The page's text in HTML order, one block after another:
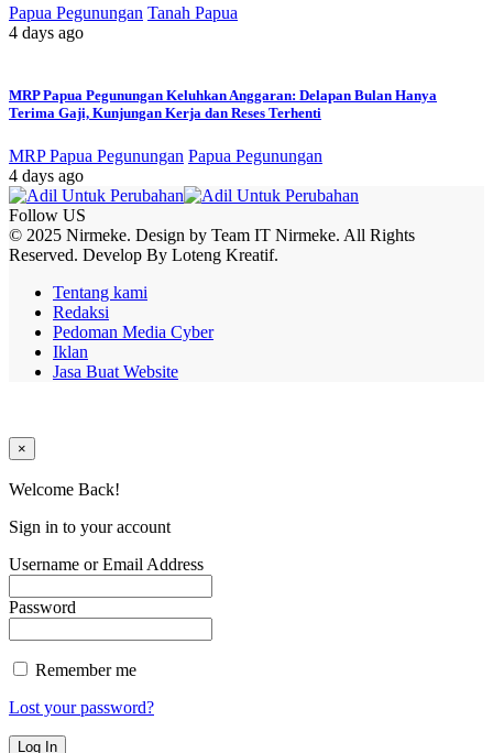
Papua Pegunungan Tanah Papua
4 days ago
MRP Papua Pegunungan Keluhkan Anggaran: Delapan Bulan Hanya
Terima Gaji, Kunjungan Kerja dan Reses Terhenti
MRP Papua Pegunungan Papua Pegunungan
4 days ago
Follow US
© 2025 Nirmeke. Design by Team IT Nirmeke. All Rights
Reserved. Develop By Loteng Kreatif.
Tentang kami
Redaksi
Pedoman Media Cyber
Iklan
Jasa Buat Website
×
Welcome Back!
Sign in to your account
Username or Email Address
Password
Remember me
Lost your password?